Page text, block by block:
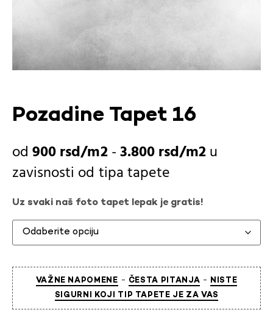
Pozadine Tapet 16
900rsd -3.800rsd
u
zavisnosti od tipa tapete
Uz svaki naš foto tapet lepak je gratis!
VAŽNE NAPOMENE - ČESTA PITANJA - NISTE
SIGURNI KOJI TIP TAPETE JE ZA VAS